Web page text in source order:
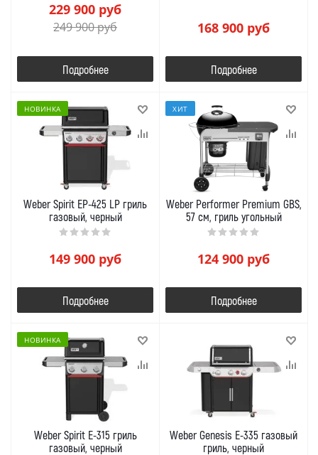
229 900 руб
249 900руб
Подробнее
168 900 руб
Подробнее
НОВИНКА
Weber Spirit EP-425 LP гриль
газовый, черный
149 900 руб
Подробнее
ХИТ
Weber Performer Premium GBS,
57 см, гриль угольный
124 900 руб
Подробнее
НОВИНКА
Weber Spirit E-315 гриль
газовый, черный
Weber Genesis E-335 газовый
гриль, черный